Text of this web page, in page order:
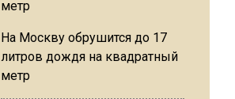
На Москву обрушится до 17
литров дождя на квадратный
метр